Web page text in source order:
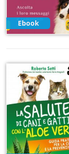
Ebook